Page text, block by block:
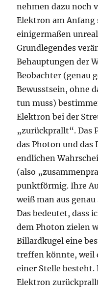
nehmen dazu noch
Elektron am
einigermaßen
Grundlegendes
Behauptungen der
Beobachter (genau
Bewusstsein, ohne
tun muss)
Elektron bei der
„zurückprallt“. Das
das Photon und
endlichen
(also
punktförmig. Ihre
weiß man aus
Das bedeutet, dass
dem Photon zielen
Billardkugel eine
treffen könnte, weil
einer Stelle besteht.
Elektron